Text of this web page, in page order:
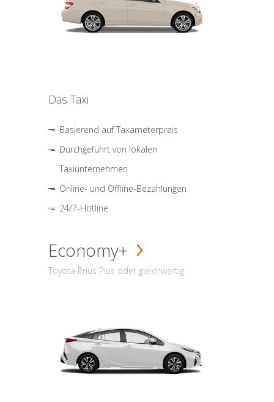
Das Taxi
Basierend auf Taxameterpreis
Durchgeführt von lokalen
Taxiunternehmen
Online- und Offline-Bezahlungen
24/7-Hotline
Economy+
Toyota Prius Plus oder gleichwertig